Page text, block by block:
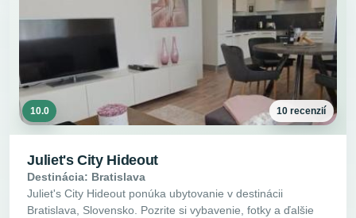
10.0 10 recenzií
Juliet's City Hideout
Destinácia: Bratislava
Juliet's City Hideout ponúka ubytovanie v destinácii
Bratislava, Slovensko. Pozrite si vybavenie, fotky a ďalšie